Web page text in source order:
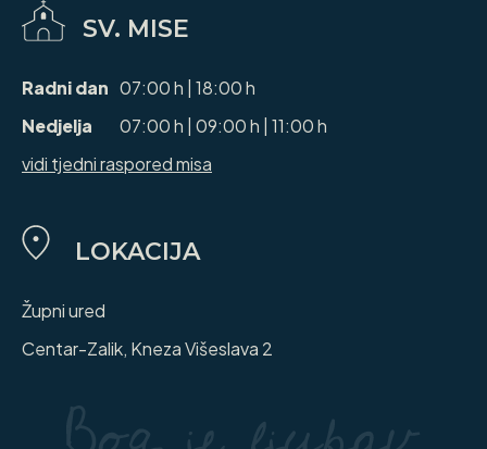
SV. MISE
Radni dan 07:00 h | 18:00 h
Nedjelja
07:00 h | 09:00 h | 11:00 h
vidi tjedni raspored misa
LOKACIJA
Župni ured
Centar-Zalik, Kneza Višeslava 2